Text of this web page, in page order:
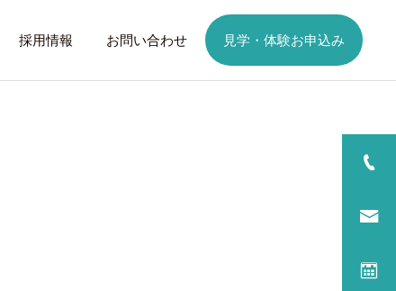
採用情報 お問い合わせ 見学・体験お申込み